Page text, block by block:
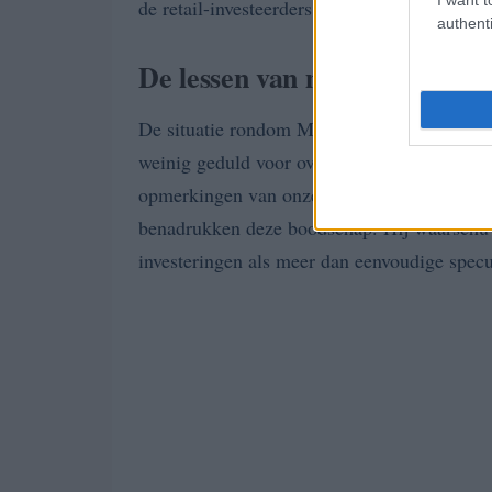
de retail-investeerders.
De lessen van meme coins
De situatie rondom Melania Coin en
weinig geduld voor overmatige
opmerkingen van onze directeur, Alessi
benadrukken deze boodschap. Hij
investeringen als meer dan eenvoudige